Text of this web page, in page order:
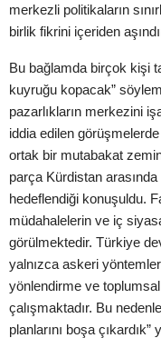
merkezli politikaların
birlik fikrini içeriden
Bu bağlamda birçok kişi
kuyruğu kopacak”
pazarlıkların merkezini
iddia edilen
ortak bir mutabakat
parça Kürdistan
hedeflendiği konuşuldu.
müdahalelerin ve iç
görülmektedir. Türkiye
yalnızca askeri
yönlendirme ve
çalışmaktadır. Bu
planlarını boşa